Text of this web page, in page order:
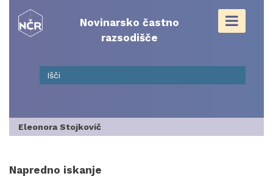
content
Novinarsko častno
razsodišče
Eleonora Stojkovič
Napredno iskanje